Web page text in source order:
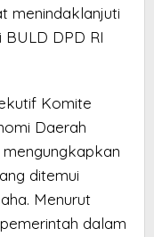
menindaklanjuti
DPD RI
Komite
Daerah
ditemui
Menurut
dalam